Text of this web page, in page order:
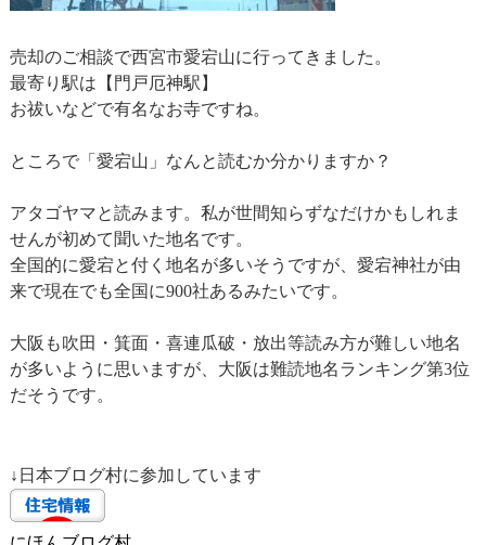
売却のご相談で西宮市愛宕山に行ってきました。
最寄り駅は【門戸厄神駅】
お祓いなどで有名なお寺ですね。
ところで「愛宕山」なんと読むか分かりますか？
アタゴヤマと読みます。私が世間知らずなだけかもしれま
せんが初めて聞いた地名です。
全国的に愛宕と付く地名が多いそうですが、愛宕神社が由
来で現在でも全国に900社あるみたいです。
大阪も吹田・箕面・喜連瓜破・放出等読み方が難しい地名
が多いように思いますが、大阪は難読地名ランキング第3位
だそうです。
↓日本ブログ村に参加しています